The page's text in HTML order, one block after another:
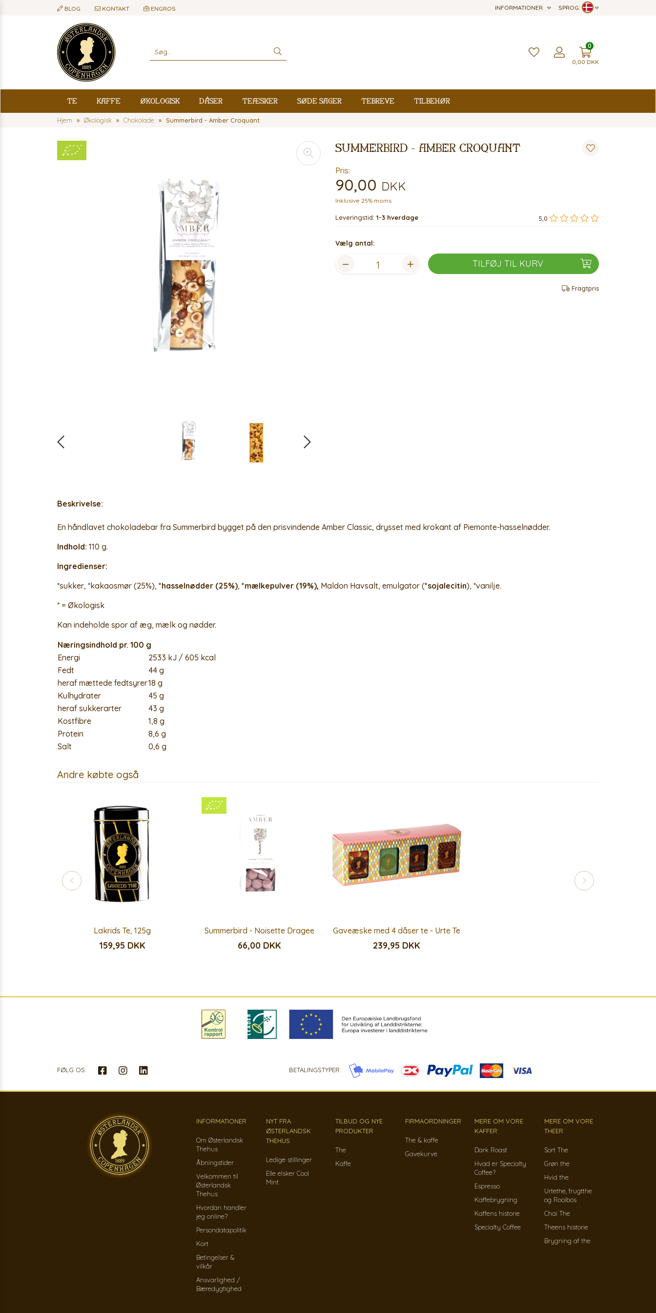
BLOG KONTAKT ENGROS SPROG:
INFORMATIONER
0,00 DKK
0
Te Kaffe Økologisk Dåser Teæsker Søde sager Tebreve Tilbehør
Hjem Økologisk Chokolade Summerbird - Amber Croquant
Summerbird - Amber Croquant
Pris:
90,00 DKK
Inklusive 25% moms
Leveringstid: 1-3 hverdage 5,0
Vælg antal:
TILFØJ TIL KURV
Fragtpris
Beskrivelse:
En håndlavet chokoladebar fra Summerbird bygget på den prisvindende Amber Classic, drysset med krokant af Piemonte-hasselnødder.
Indhold: 110 g.
Ingredienser:
*sukker, *kakaosmør (25%), *hasselnødder (25%), *mælkepulver (19%), Maldon Havsalt, emulgator (*sojalecitin), *vanilje.
* = Økologisk
Kan indeholde spor af æg, mælk og nødder.
Næringsindhold pr. 100 g
Energi
2533 kJ / 605 kcal
Fedt
44 g
heraf mættede fedtsyrer18 g
Kulhydrater
45 g
heraf sukkerarter
43 g
Kostfibre
1,8 g
Protein
8,6 g
Salt
0,6 g
Andre købte også
Lakrids Te, 125g
159,95 DKK
Summerbird - Noisette Dragee
66,00 DKK
Gaveæske med 4 dåser te - Urte Te
239,95 DKK
FØLG OS: BETALINGSTYPER:
INFORMATIONER
Om Østerlandsk
Thehus
Åbningstider
Velkommen til
Østerlandsk
Thehus
Hvordan handler
jeg online?
Persondatapolitik
Kort
Betingelser &
vilkår
Ansvarlighed /
Bæredygtighed
NYT FRA
ØSTERLANDSK
THEHUS
Ledige stillinger
Elle elsker Cool
Mint
TILBUD OG NYE
PRODUKTER
The
Kaffe
FIRMAORDNINGER
The & kaffe
Gavekurve
MERE OM VORE
KAFFER
Dark Roast
Hvad er Specialty
Coffee?
Espresso
Kaffebrygning
Kaffens historie
Specialty Coffee
MERE OM VORE
THEER
Sort The
Grøn the
Hvid the
Urtethe, frugtthe
og Rooibos
Chai The
Theens historie
Brygning af the